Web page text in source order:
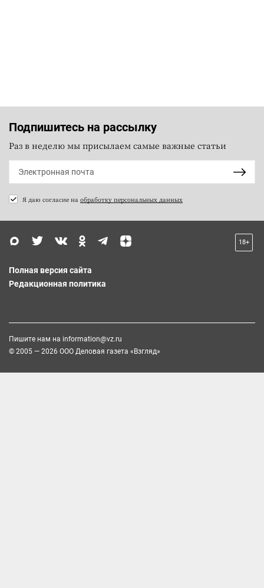
Подпишитесь на рассылку
Раз в неделю мы присылаем самые важные статьи
Я даю согласие на обработку персональных данных
18+
Полная версия сайта
Редакционная политика
Пишите нам на information@vz.ru
© 2005 — 2026 ООО Деловая газета «Взгляд»